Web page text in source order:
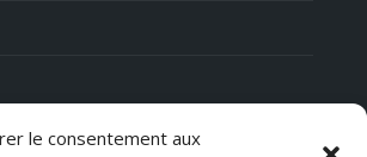
le consentement aux